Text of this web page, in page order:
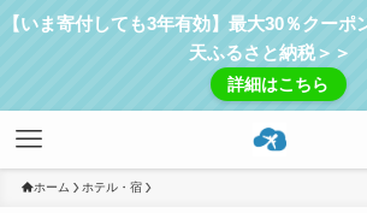
【いま寄付しても3年有効】最大30％クー
天ふるさと納税＞＞
詳細はこちら
ホーム ホテル・宿